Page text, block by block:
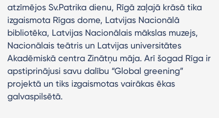
atzīmējos Sv.Patrika dienu, Rīgā zaļajā krāsā tika
izgaismota Rīgas dome, Latvijas Nacionālā
bibliotēka, Latvijas Nacionālais mākslas muzejs,
Nacionālais teātris un Latvijas universitātes
Akadēmiskā centra Zinātņu māja. Arī šogad Rīga ir
apstiprinājusi savu dalību “Global greening”
projektā un tiks izgaismotas vairākas ēkas
galvaspilsētā.